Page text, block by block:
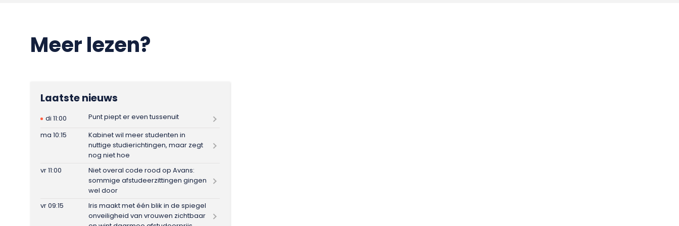
Meer lezen?
Laatste nieuws
di 11:00
Punt piept er even tussenuit
ma 10:15
Kabinet wil meer studenten in
nuttige studierichtingen, maar zegt
nog niet hoe
vr 11:00
Niet overal code rood op Avans:
sommige afstudeerzittingen gingen
wel door
vr 09:15
Iris maakt met één blik in de spiegel
onveiligheid van vrouwen zichtbaar